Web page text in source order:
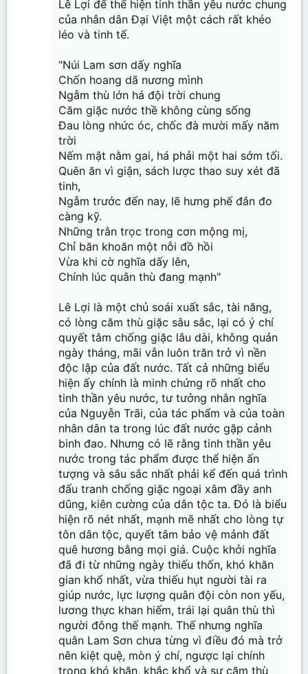
Lê Lợi để thể hiện tinh thần yêu nước chung
của nhân dân Đại Việt một cách rất khéo
léo và tinh tế.
"Núi Lam sơn dấy nghĩa
Chốn hoang dã nương mình
Ngẫm thù lớn há đội trời chung
Căm giặc nước thề không cùng sống
Đau lòng nhức óc, chốc đà mười mấy năm
trời
Nếm mật nằm gai, há phải một hai sớm tối.
Quên ăn vì giận, sách lược thao suy xét đã
tinh,
Ngẫm trước đến nay, lẽ hưng phế đắn đo
càng kỹ.
Những trằn trọc trong cơn mộng mị,
Chỉ băn khoăn một nỗi đồ hồi
Vừa khi cờ nghĩa dấy lên,
Chính lúc quân thù đang mạnh"
Lê Lợi là một chủ soái xuất sắc, tài năng,
có lòng căm thù giặc sâu sắc, lại có ý chí
quyết tâm chống giặc lâu dài, không quản
ngày tháng, mãi vẫn luôn trăn trở vì nền
độc lập của đất nước. Tất cả những biểu
hiện ấy chính là minh chứng rõ nhất cho
tinh thần yêu nước, tư tưởng nhân nghĩa
của Nguyễn Trãi, của tác phẩm và của toàn
nhân dân ta trong lúc đất nước gặp cảnh
binh đao. Nhưng có lẽ rằng tinh thần yêu
nước trong tác phẩm được thể hiện ấn
tượng và sâu sắc nhất phải kể đến quá trình
đấu tranh chống giặc ngoại xâm đầy anh
dũng, kiên cường của dân tộc ta. Đó là biểu
hiện rõ nét nhất, mạnh mẽ nhất cho lòng tự
tôn dân tộc, quyết tâm bảo vệ mảnh đất
quê hương bằng mọi giá. Cuộc khởi nghĩa
đã đi từ những ngày thiếu thốn, khó khăn
gian khổ nhất, vừa thiếu hụt người tài ra
giúp nước, lực lượng quân đội còn non yếu,
lương thực khan hiếm, trái lại quân thù thì
người đông thế mạnh. Thế nhưng nghĩa
quân Lam Sơn chưa từng vì điều đó mà trở
nên kiệt quệ, mòn ý chí, ngược lại chính
trong khó khăn, khắc khổ và sự căm thù